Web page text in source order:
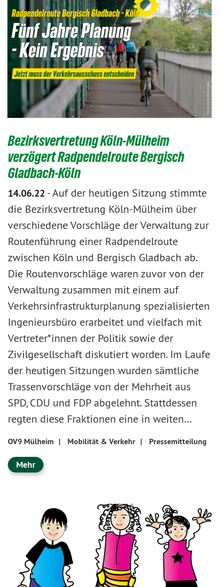
Bezirksvertretung Köln-Mülheim
verzögert Radpendelroute Bergisch
Gladbach-Köln
14.06.22 -Auf der heutigen Sitzung stimmte
die Bezirksvertretung Köln-Mülheim über
verschiedene Vorschläge der Verwaltung zur
Routenführung einer Radpendelroute
zwischen Köln und Bergisch Gladbach ab.
Die Routenvorschläge waren zuvor von der
Verwaltung zusammen mit einem auf
Verkehrsinfrastrukturplanung spezialisierten
Ingenieursbüro erarbeitet und vielfach mit
Vertreter*innen der Politik sowie der
Zivilgesellschaft diskutiert worden. Im Laufe
der heutigen Sitzungen wurden sämtliche
Trassenvorschläge von der Mehrheit aus
SPD, CDU und FDP abgelehnt. Stattdessen
regten diese Fraktionen eine in weiten…
OV9 Mülheim | Mobilität & Verkehr | Pressemitteilung
Mehr